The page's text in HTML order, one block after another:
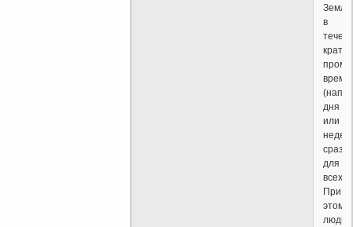
Земле,
в
дня
или
сразу
для
всех.
При
этом
люди,